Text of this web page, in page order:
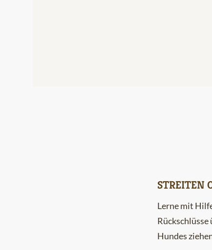
STREITEN
Lerne mit
Rückschlüsse
Hundes